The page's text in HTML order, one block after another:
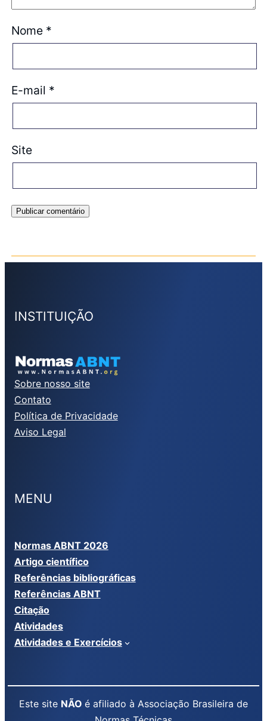
Nome *
E-mail *
Site
INSTITUIÇÃO
Sobre nosso site
Contato
Política de Privacidade
Aviso Legal
MENU
Normas ABNT 2026
Artigo científico
Referências bibliográficas
Referências ABNT
Citação
Atividades
Atividades e Exercícios
Este site NÃO é afiliado à Associação Brasileira de